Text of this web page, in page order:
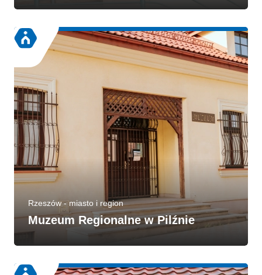
Rzeszów - miasto i region
Muzeum Regionalne w Pilźnie